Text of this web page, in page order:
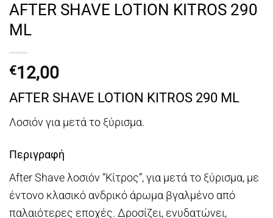
AFTER SHAVE LOTION KITROS 290
ML
€12,00
AFTER SHAVE LOTION KITROS 290 ML
Λοσιόν για μετά το ξύρισμα.
Περιγραφή
After Shave λοσιόν “Κίτρος”, για μετά το ξύρισμα, με
έντονο κλασικό ανδρικό άρωμα βγαλμένο από
παλαιότερες εποχές. Δροσίζει, ενυδατώνει,